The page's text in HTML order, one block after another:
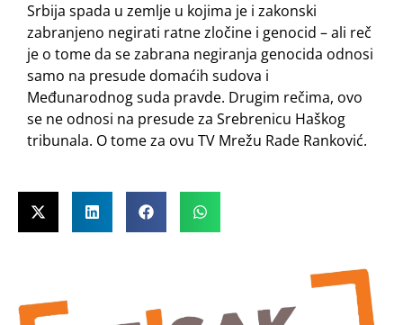
Srbija spada u zemlje u kojima je i zakonski
zabranjeno negirati ratne zločine i genocid – ali reč
je o tome da se zabrana negiranja genocida odnosi
samo na presude domaćih sudova i
Međunarodnog suda pravde. Drugim rečima, ovo
se ne odnosi na presude za Srebrenicu Haškog
tribunala. O tome za ovu TV Mrežu Rade Ranković.